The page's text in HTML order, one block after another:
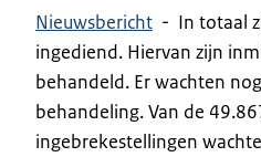
Nieuwsbericht - In totaal
ingediend. Hiervan zijn
behandeld. Er wachten
behandeling. Van de
ingebrekestellingen